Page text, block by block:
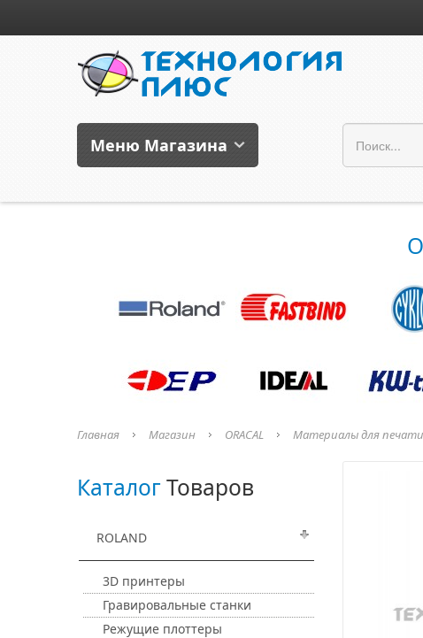
Меню Магазина
Главная Магазин ORACAL Материалы для печати
КаталогТоваров
ROLAND
3D принтеры
Гравировальные станки
Режущие плоттеры